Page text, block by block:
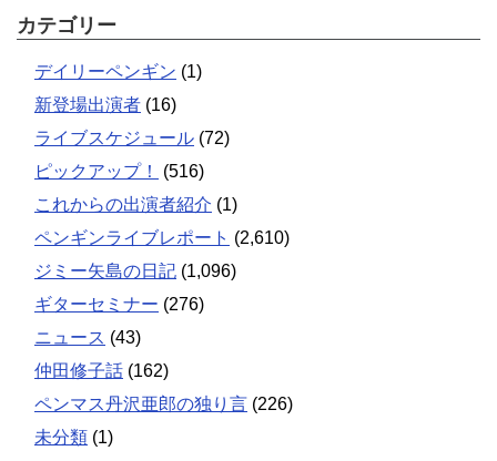
カテゴリー
デイリーペンギン (1)
新登場出演者 (16)
ライブスケジュール (72)
ピックアップ！
(516)
これからの出演者紹介 (1)
ペンギンライブレポート (2,610)
ジミー矢島の日記 (1,096)
ギターセミナー (276)
ニュース (43)
仲田修子話 (162)
ペンマス丹沢亜郎の独り言 (226)
未分類 (1)